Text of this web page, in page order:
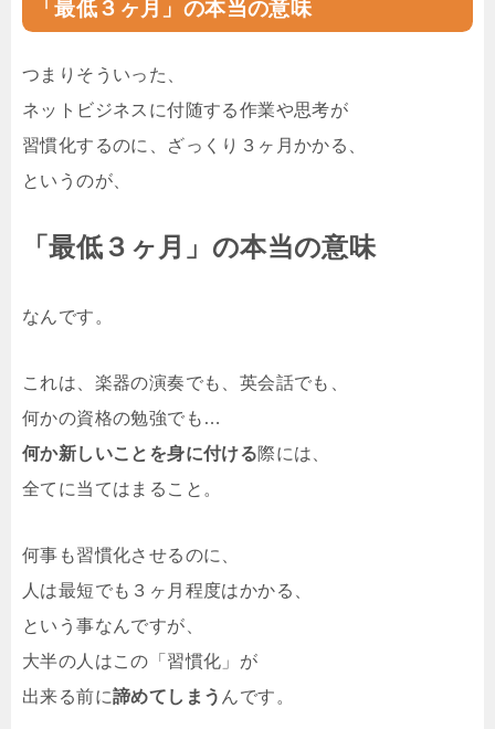
「最低３ヶ月」の本当の意味
つまりそういった、
ネットビジネスに付随する作業や思考が
習慣化するのに、ざっくり３ヶ月かかる、
というのが、
「最低３ヶ月」の本当の意味
なんです。
これは、楽器の演奏でも、英会話でも、
何かの資格の勉強でも…
何か新しいことを身に付ける際には、
全てに当てはまること。
何事も習慣化させるのに、
人は最短でも３ヶ月程度はかかる、
という事なんですが、
大半の人はこの「習慣化」が
出来る前に諦めてしまう んです。